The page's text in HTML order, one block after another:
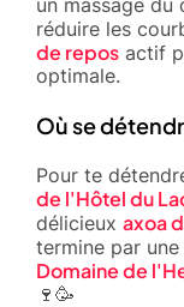
réduire les
de repos actif
optimale.
Où se
Pour te
de l'Hôtel du
délicieux axoa
termine par
Domaine de
🍷🥳